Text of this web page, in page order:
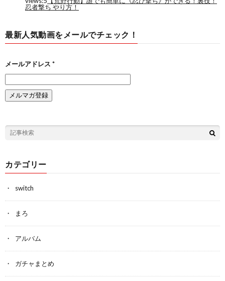
最新人気動画をメールでチェック！
メールアドレス *
カテゴリー
switch
まろ
アルバム
ガチャまとめ